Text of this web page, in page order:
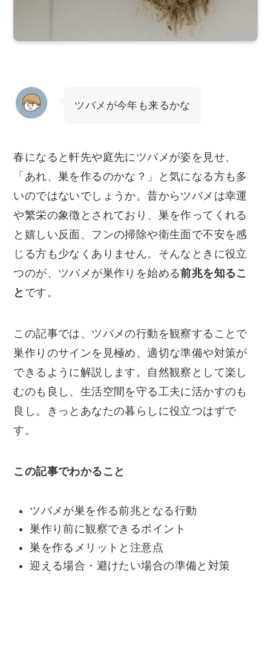
ツバメが今年も来るかな
春になると軒先や庭先にツバメが姿を見せ、
「あれ、巣を作るのかな？」と気になる方も多
いのではないでしょうか。昔からツバメは幸運
や繁栄の象徴とされており、巣を作ってくれる
と嬉しい反面、フンの掃除や衛生面で不安を感
じる方も少なくありません。そんなときに役立
つのが、ツバメが巣作りを始める前兆を知るこ
と です。
この記事では、ツバメの行動を観察することで
巣作りのサインを見極め、適切な準備や対策が
できるように解説します。自然観察として楽し
むのも良し、生活空間を守る工夫に活かすのも
良し。きっとあなたの暮らしに役立つはずで
す。
この記事でわかること
ツバメが巣を作る前兆となる行動
巣作り前に観察できるポイント
巣を作るメリットと注意点
迎える場合・避けたい場合の準備と対策